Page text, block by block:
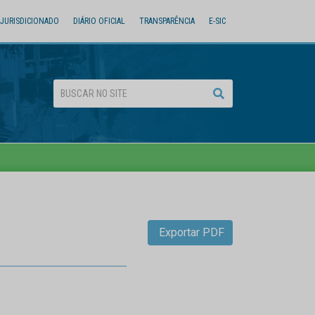
JURISDICIONADO DIÁRIO OFICIAL TRANSPARÊNCIA E-SIC
Exportar PDF